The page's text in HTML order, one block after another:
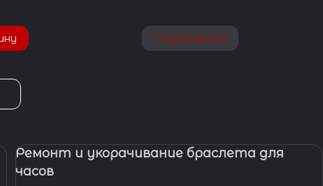
Подписаться
Ремонт и укорачивание браслета для
часов